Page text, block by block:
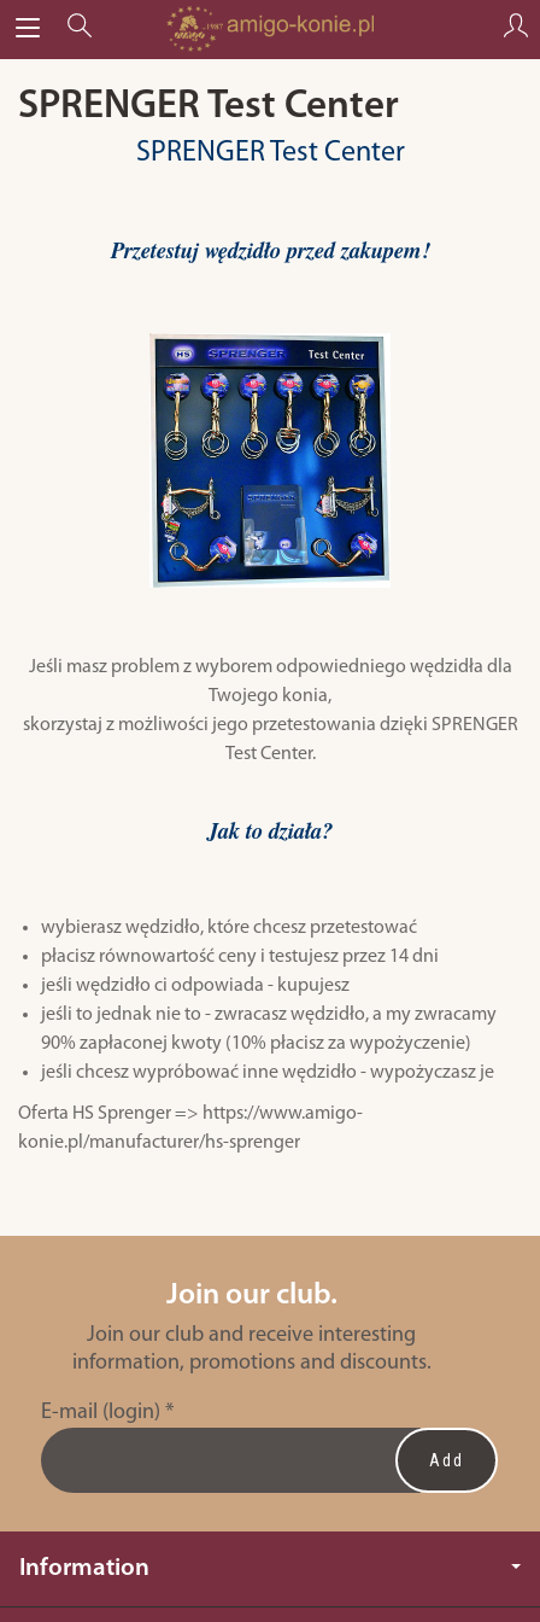
SPRENGER Test Center
SPRENGER Test Center
Przetestuj wędzidło przed zakupem!
Jeśli masz problem z wyborem odpowiedniego wędzidła dla
Twojego konia,
skorzystaj z możliwości jego przetestowania dzięki SPRENGER
Test Center.
Jak to działa?
wybierasz wędzidło, które chcesz przetestować
płacisz równowartość ceny i testujesz przez 14 dni
jeśli wędzidło ci odpowiada - kupujesz
jeśli to jednak nie to - zwracasz wędzidło, a my zwracamy
90% zapłaconej kwoty (10% płacisz za wypożyczenie)
jeśli chcesz wypróbować inne wędzidło - wypożyczasz je
Oferta HS Sprenger => https://www.amigo-
konie.pl/manufacturer/hs-sprenger
Join our club.
Join our club and receive interesting
information, promotions and discounts.
E-mail (login) *
Information